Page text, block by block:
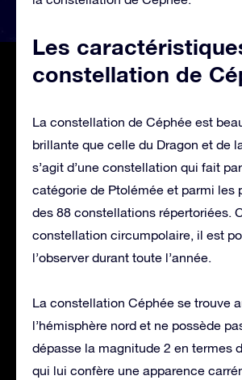
Les
constellation de
La constellation de Céphée est
brillante que celle du Dragon et de
s’agit d’une constellation qui fait
catégorie de Ptolémée et parmi les
des 88 constellations répertoriées.
constellation circumpolaire, il est
l’observer durant toute l’année.
La constellation Céphée se trouve
l’hémisphère nord et ne possède
dépasse la magnitude 2 en termes
qui lui confère une apparence